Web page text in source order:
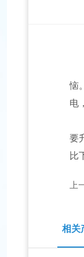
恼
电
要
比
上
相关